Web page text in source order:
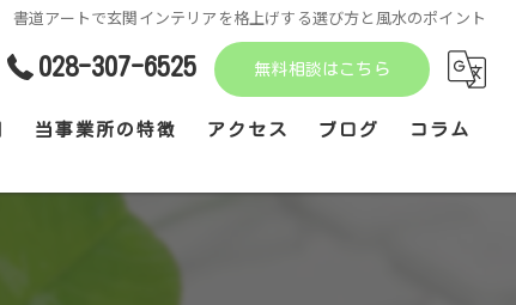
書道アートで玄関インテリアを格上げする選び方と風水のポイント
028-307-6525 無料相談はこちら
当事業所の特徴 アクセス ブログ コラム